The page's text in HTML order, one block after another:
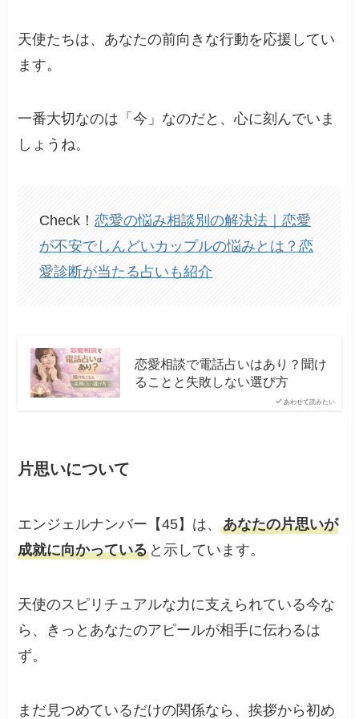
天使たちは、あなたの前向きな行動を応援してい
ます。
一番大切なのは「今」なのだと、心に刻んでいま
しょうね。
Check！恋愛の悩み相談別の解決法｜恋愛
が不安でしんどいカップルの悩みとは？恋
愛診断が当たる占いも紹介
あわせて読みたい
恋愛相談で電話占いはあり？聞け
ることと失敗しない選び方
片思いについて
エンジェルナンバー【45】は、あなたの片思いが
成就に向かっている と示しています。
天使のスピリチュアルな力に支えられている今な
ら、きっとあなたのアピールが相手に伝わるは
ず。
まだ見つめているだけの関係なら、挨拶から初め